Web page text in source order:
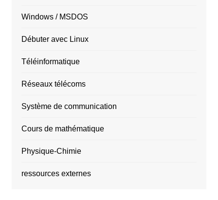
Windows / MSDOS
Débuter avec Linux
Téléinformatique
Réseaux télécoms
Système de communication
Cours de mathématique
Physique-Chimie
ressources externes